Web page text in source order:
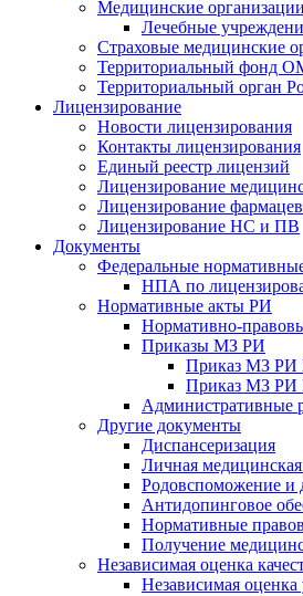
Медицинские организации
Лечебные
Страховые медицинские
Территориальный фонд
Территориальный орган
Лицензирование
Новости лицензирования
Контакты лицензирования
Единый реестр лицензий
Лицензирование
Лицензирование
Лицензирование НС и ПВ
Документы
Федеральные
НПА по
Нормативные акты РИ
Нормативно-
Приказы МЗ РИ
Приказ МЗ РИ
Приказ МЗ РИ
Административные
Другие документы
Диспансеризация
Личная
Родовспоможение и
Антидопинговое
Нормативные
Получение
Независимая оценка
Независимая